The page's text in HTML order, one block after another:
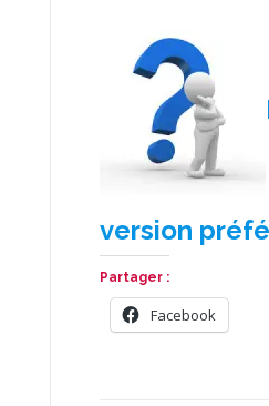
version
Partager :
Facebook